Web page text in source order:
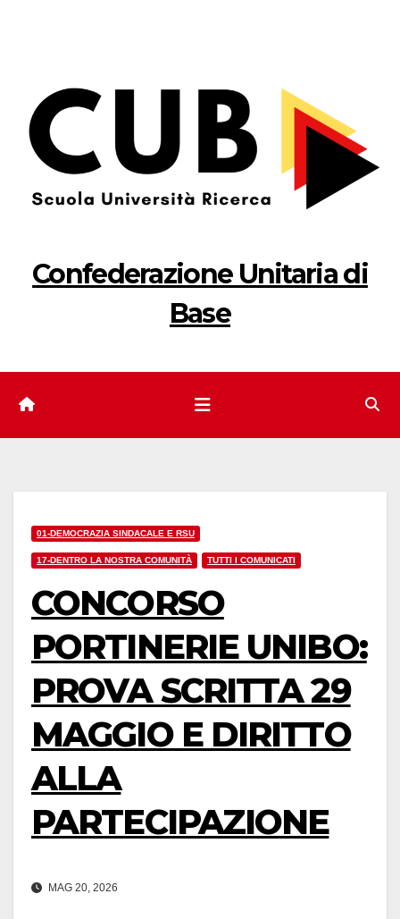
Confederazione Unitaria di
Base
01-DEMOCRAZIA SINDACALE E RSU
17-DENTRO LA NOSTRA COMUNITÀ TUTTI I COMUNICATI
CONCORSO
PORTINERIE UNIBO:
PROVA SCRITTA 29
MAGGIO E DIRITTO
ALLA
PARTECIPAZIONE
MAG 20, 2026